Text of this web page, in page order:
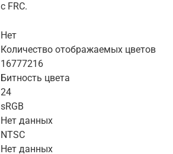
с FRC.
Нет
Количество отображаемых цветов
16777216
Битность цвета
24
sRGB
Нет данных
NTSC
Нет данных